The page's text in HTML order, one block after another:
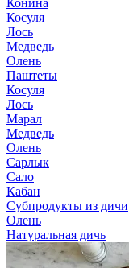
Конина
Косуля
Лось
Медведь
Олень
Паштеты
Косуля
Лось
Марал
Медведь
Олень
Сарлык
Сало
Кабан
Субпродукты из дичи
Олень
Натуральная дичь